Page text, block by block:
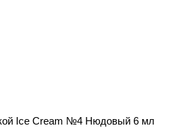
Ice Cream №4 Нюдовый 6 мл